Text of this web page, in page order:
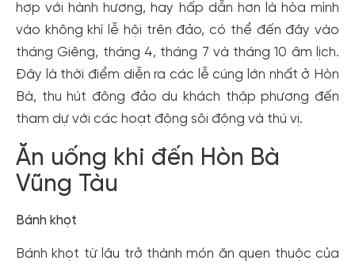
hợp với hành hương, hay hấp dẫn hơn là hòa mình
vào không khí lễ hội trên đảo, có thể đến đây vào
tháng Giêng, tháng 4, tháng 7 và tháng 10 âm lịch.
Đây là thời điểm diễn ra các lễ cúng lớn nhất ở Hòn
Bà, thu hút đông đảo du khách thập phương đến
tham dự với các hoạt động sôi động và thú vị.
Ăn uống khi đến Hòn Bà
Vũng Tàu
Bánh khọt
Bánh khọt từ lâu trở thành món ăn quen thuộc của